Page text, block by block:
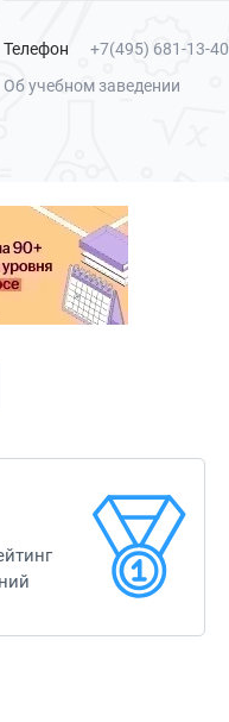
Телефон
+7(495) 681-13-40
Об учебном заведении